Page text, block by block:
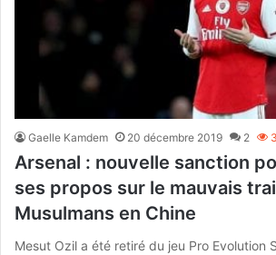
Gaelle Kamdem 20 décembre 2019 2
Arsenal : nouvelle sanction
ses propos sur le mauvais
Musulmans en Chine
Mesut Ozil a été retiré du jeu Pro Evolution